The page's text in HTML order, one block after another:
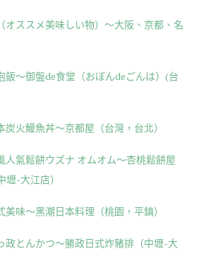
オススメ美味しい物）～大阪、京都、名
飯～御盤de食堂（おぼんdeごんは）(台
火鰻魚丼～京都屋（台灣，台北）
人氣鬆餅ウズナ オムオム～杏桃鬆餅屋
-大江店）
味～黑潮日本料理（桃園，平鎮）
政とんかつ～勝政日式炸豬排（中壢-大